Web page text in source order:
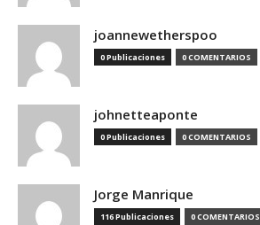
joannewetherspoo
0 Publicaciones 0 COMENTARIOS
johnetteaponte
0 Publicaciones 0 COMENTARIOS
Jorge Manrique
116 Publicaciones 0 COMENTARIOS